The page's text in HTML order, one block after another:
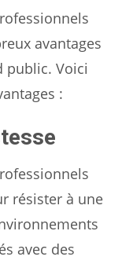
avantages
public. Voici
:
résister à une
avec des